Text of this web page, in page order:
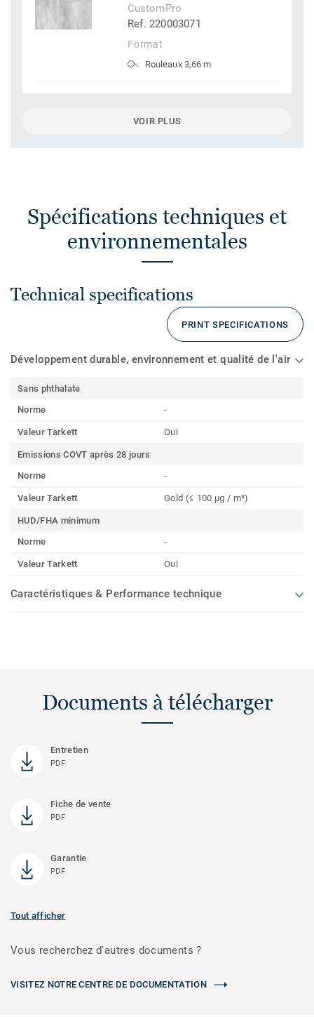
CustomPro
Ref. 220003071
Format
Rouleaux 3,66 m
VOIR PLUS
Spécifications techniques et
environnementales
Technical specifications
PRINT SPECIFICATIONS
Développement durable, environnement et qualité de l'air
Sans phthalate
Norme
-
Valeur Tarkett Oui
Emissions COVT après 28 jours
Norme
-
Valeur Tarkett Gold (≤ 100 µg / m³)
HUD/FHA minimum
Norme
-
Valeur Tarkett Oui
Caractéristiques & Performance technique
Documents à télécharger
Entretien
PDF
Fiche de vente
PDF
Garantie
PDF
Tout afficher
Vous recherchez d'autres documents ?
VISITEZ NOTRE CENTRE DE DOCUMENTATION